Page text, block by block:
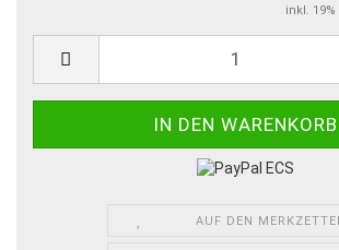
inkl.
AUF DEN MERKZETTEL